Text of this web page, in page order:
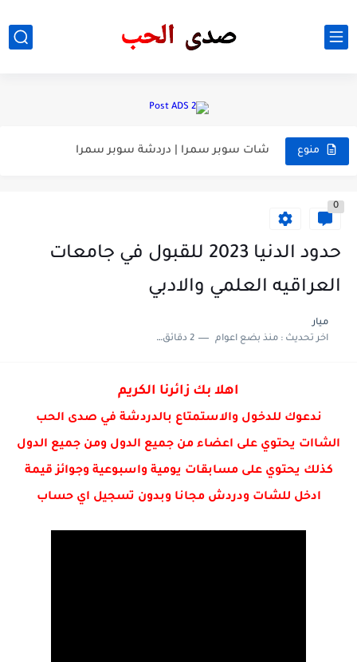
منوع شات سوبر سمرا | دردشة سوبر سمرا
0
حدود الدنيا 2023 للقبول في جامعات
العراقيه العلمي والادبي
ميار
اخر تحديث :منذ بضع اعوام 2 دقائق للقراءة
اهلا بك زائرنا الكريم
ندعوك للدخول والاستمتاع بالدردشة في صدى الحب
الشاات يحتوي على اعضاء من جميع الدول ومن جميع الدول
كذلك يحتوي على مسابقات يومية واسبوعية وجوائز قيمة
ادخل للشات ودردش مجانا وبدون تسجيل اي حساب